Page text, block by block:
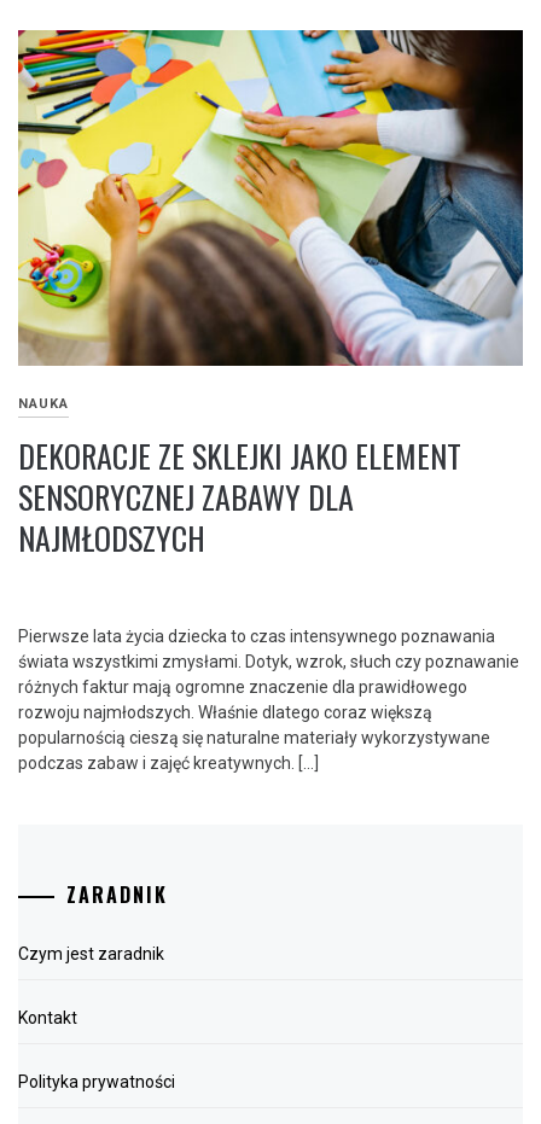
NAUKA
DEKORACJE ZE SKLEJKI JAKO ELEMENT
SENSORYCZNEJ ZABAWY DLA
NAJMŁODSZYCH
Pierwsze lata życia dziecka to czas intensywnego poznawania
świata wszystkimi zmysłami. Dotyk, wzrok, słuch czy poznawanie
różnych faktur mają ogromne znaczenie dla prawidłowego
rozwoju najmłodszych. Właśnie dlatego coraz większą
popularnością cieszą się naturalne materiały wykorzystywane
podczas zabaw i zajęć kreatywnych. […]
ZARADNIK
Czym jest zaradnik
Kontakt
Polityka prywatności